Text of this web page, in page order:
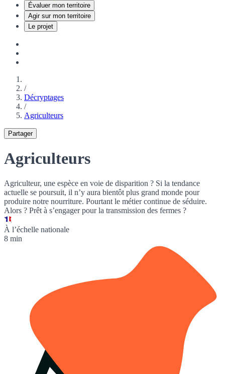
Évaluer mon territoire
Agir sur mon territoire
Le projet
/
Décryptages
/
Agriculteurs
Partager
Agriculteurs
Agriculteur, une espèce en voie de disparition ? Si la tendance
actuelle se poursuit, il n’y aura bientôt plus grand monde pour
produire notre nourriture. Pourtant le métier continue de séduire.
Alors ? Prêt à s’engager pour la transmission des fermes ?
À l’échelle nationale
8 min